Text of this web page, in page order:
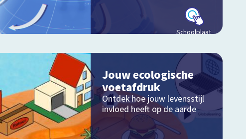
Schoolplaat
Jouw ecologische
voetafdruk
Ontdek hoe jouw levensstijl
invloed heeft op de aarde